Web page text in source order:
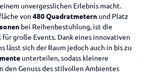
Veranstaltungen melden
unvergesslichen Erlebnis macht.
von 480 Quadratmetern und Platz
bei Reihenbestuhlung, ist die
große Events. Dank eines innovativen
lässt sich der Raum jedoch auch in bis zu
unterteilen, sodass kleinere
den Genuss des stilvollen Ambientes